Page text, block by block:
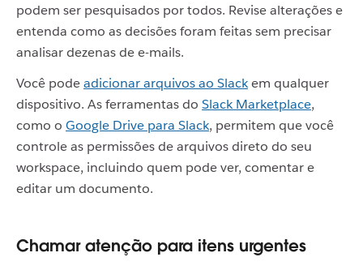
podem ser pesquisados por todos. Revise alterações e
entenda como as decisões foram feitas sem precisar
analisar dezenas de e-mails.
Você podeadicionar arquivos ao Slackem qualquer
dispositivo. As ferramentas do Slack Marketplace,
como o Google Drive para Slack, permitem que você
controle as permissões de arquivos direto do seu
workspace, incluindo quem pode ver, comentar e
editar um documento.
Chamar atenção para itens urgentes